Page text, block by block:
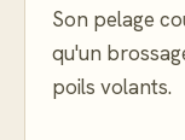
Son pelage
qu'un
poils volants.